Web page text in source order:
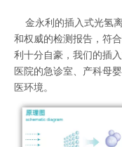
金永利的插入式光氢
和权威的检测报告，符
利十分自豪，我们的插
医院的急诊室、产科母
医环境。